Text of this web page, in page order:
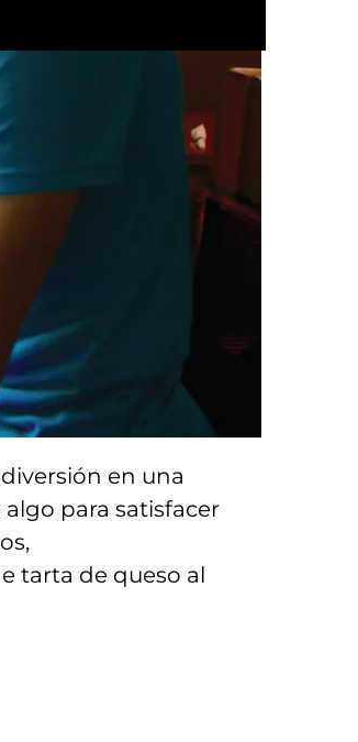
ENGLISH
en una
algo para satisfacer
tarta de queso al